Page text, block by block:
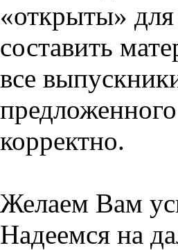
«открыты»
составить
все
корректно.
Желаем Вам
Надеемся на